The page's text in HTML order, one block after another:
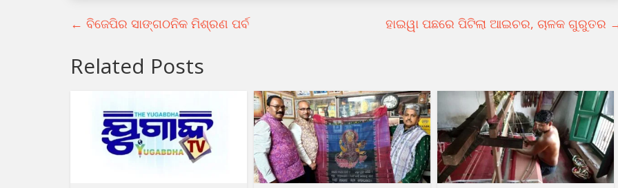
← ବିଜେପିର ସାଙ୍ଗଠନିକ ମିଶ୍ରଣ ପର୍ବ ହାଇୱା ପଛରେ ପିଟିଲା ଆଇଚର, ଚାଳକ ଗୁରୁତର
Related Posts